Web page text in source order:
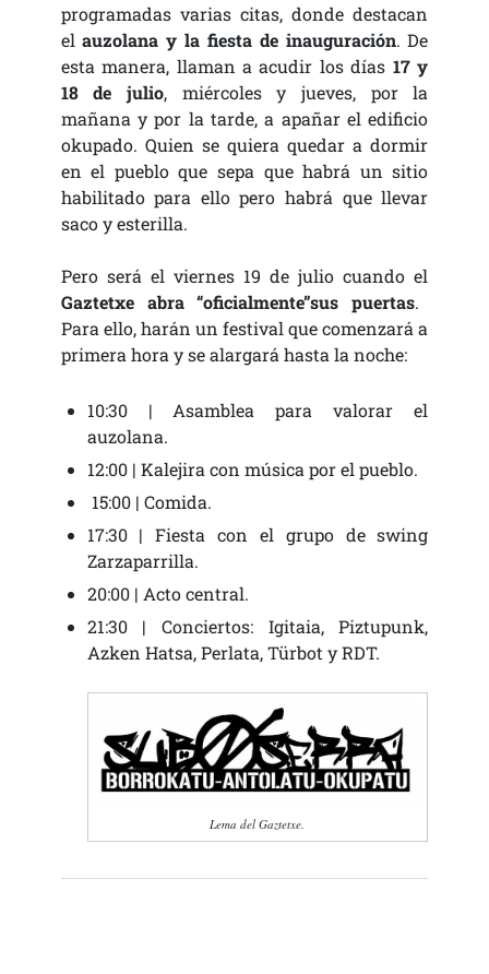
programadas varias citas, donde destacan
elauzolana y la fiesta de inauguración. De
esta manera, llaman a acudir los días 17 y
18 de julio, miércoles y jueves, por la
mañana y por la tarde, a apañar el edificio
okupado. Quien se quiera quedar a dormir
en el pueblo que sepa que habrá un sitio
habilitado para ello pero habrá que llevar
saco y esterilla.
Pero será el viernes 19 de julio cuando el
Gaztetxe abra “oficialmente”sus puertas.
Para ello, harán un festival que comenzará a
primera hora y se alargará hasta la noche:
10:30 | Asamblea para valorar el
auzolana.
12:00 | Kalejira con música por el pueblo.
15:00 | Comida.
17:30 | Fiesta con el grupo de swing
Zarzaparrilla.
20:00 | Acto central.
21:30 | Conciertos: Igitaia, Piztupunk,
Azken Hatsa, Perlata, Türbot y RDT.
Lema del Gaztetxe.